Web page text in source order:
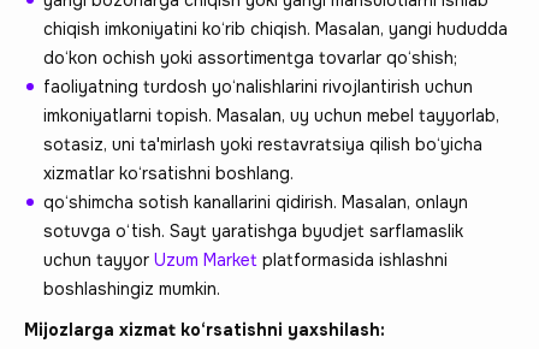
chiqish imkoniyatini ko‘rib chiqish. Masalan, yangi hududda
do‘kon ochish yoki assortimentga tovarlar qo‘shish;
faoliyatning turdosh yo‘nalishlarini rivojlantirish uchun
imkoniyatlarni topish. Masalan, uy uchun mebel tayyorlab,
sotasiz, uni ta'mirlash yoki restavratsiya qilish bo‘yicha
xizmatlar ko‘rsatishni boshlang.
qo‘shimcha sotish kanallarini qidirish. Masalan, onlayn
sotuvga o‘tish. Sayt yaratishga byudjet sarflamaslik
uchun tayyor Uzum Market platformasida ishlashni
boshlashingiz mumkin.
Mijozlarga xizmat ko‘rsatishni yaxshilash: